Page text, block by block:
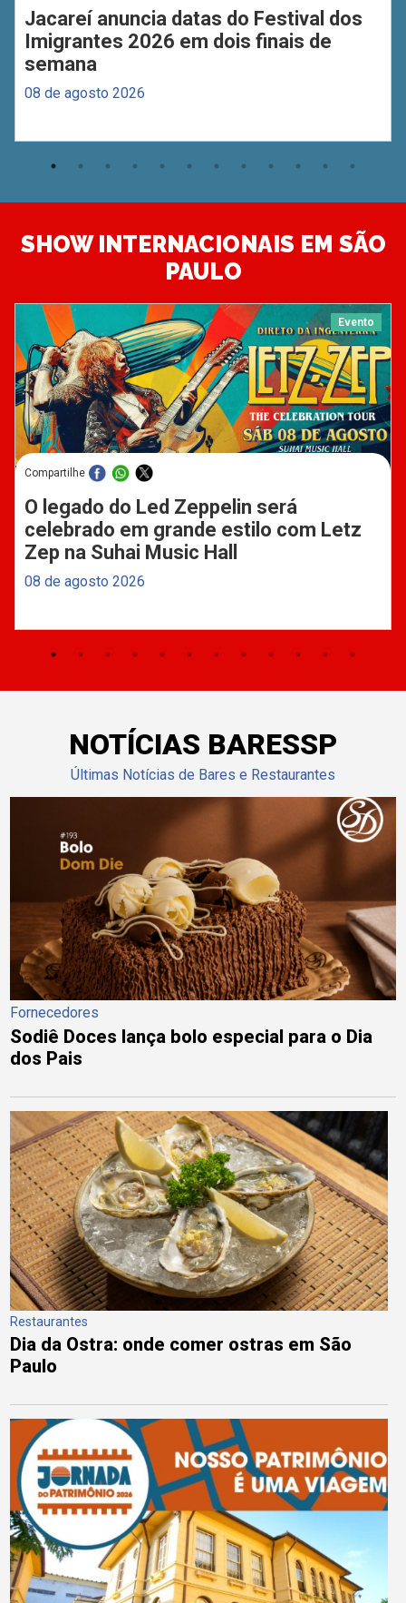
Jacareí anuncia datas do Festival dos
Imigrantes 2026 em dois finais de
semana
08 de agosto 2026
SHOW INTERNACIONAIS EM SÃO
PAULO
Evento
Compartilhe
O legado do Led Zeppelin será
celebrado em grande estilo com Letz
Zep na Suhai Music Hall
08 de agosto 2026
NOTÍCIAS BARESSP
Últimas Notícias de Bares e Restaurantes
Fornecedores
Sodiê Doces lança bolo especial para o Dia
dos Pais
Restaurantes
Dia da Ostra: onde comer ostras em São
Paulo